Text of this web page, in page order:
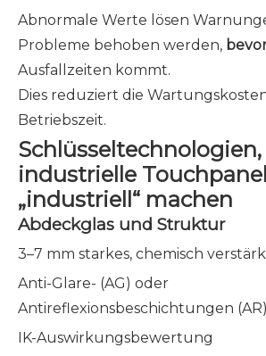
Abnormale Werte lösen
Probleme behoben werden,
Ausfallzeiten kommt.
Dies reduziert die
Betriebszeit.
industrielle
„industriell“ machen
Abdeckglas und Struktur
3–7 mm starkes, chemisch
Anti-Glare- (AG) oder
Antireflexionsbeschichtungen
IK-Auswirkungsbewertung